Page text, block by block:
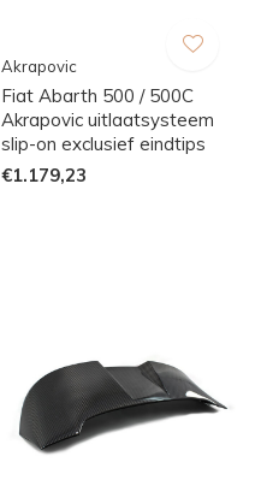
Akrapovic
Fiat Abarth 500 / 500C
Akrapovic uitlaatsysteem
slip-on exclusief eindtips
€1.179,23